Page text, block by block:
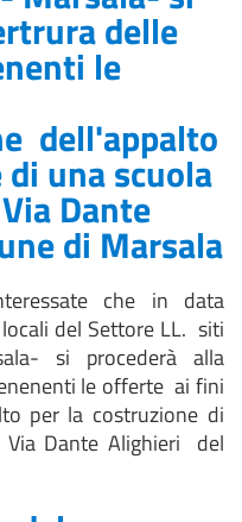
delle
le
dell'appalto
una scuola
Dante
di Marsala
che in data
del Settore LL. siti
si procederà alla
le offerte ai fini
per la costruzione di
Dante Alighieri del